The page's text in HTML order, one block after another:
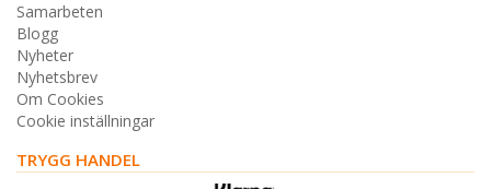
Samarbeten
Blogg
Nyheter
Nyhetsbrev
Om Cookies
Cookie inställningar
TRYGG HANDEL